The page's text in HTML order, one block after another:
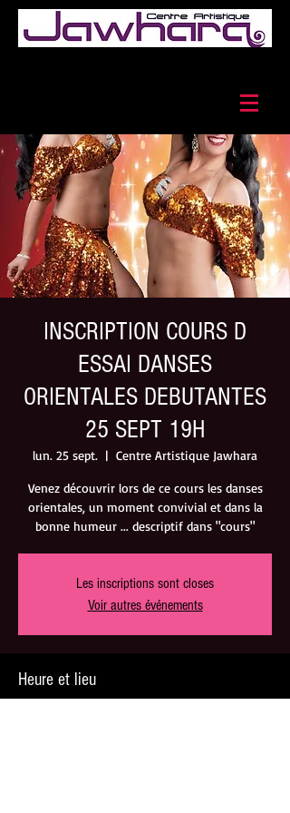
INSCRIPTION COURS D
ESSAI DANSES
ORIENTALES DEBUTANTES
25 SEPT 19H
lun. 25 sept.
  |
Centre Artistique Jawhara
Venez découvrir lors de ce cours les danses
orientales, un moment convivial et dans la
bonne humeur ... descriptif dans "cours"
Les inscriptions sont closes
Voir autres événements
Heure et lieu